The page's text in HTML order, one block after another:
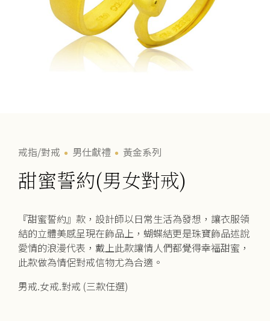
戒指/對戒 男仕獻禮 黃金系列
甜蜜誓約(男女對戒)
『甜蜜誓約』款，設計師以日常生活為發想，讓衣服領
結的立體美感呈現在飾品上，蝴蝶結更是珠寶飾品述說
愛情的浪漫代表，戴上此款讓情人們都覺得幸福甜蜜，
此款做為情侶對戒信物尤為合適。
男戒.女戒.對戒 (三款任選)